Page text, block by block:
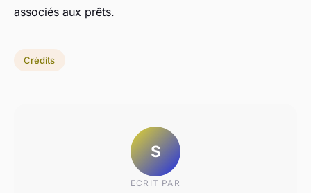
associés aux prêts.
Crédits
S
ECRIT PAR